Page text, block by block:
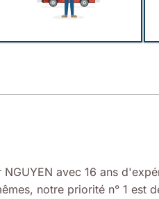
avec 16 ans
notre priorité n° 1 est